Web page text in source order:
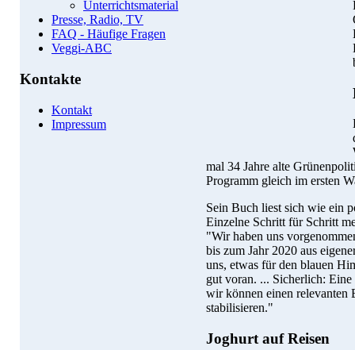
Unterrichtsmaterial
Presse, Radio, TV
FAQ - Häufige Fragen
Veggi-ABC
Kontakte
Kontakt
Impressum
mal 34 Jahre alte
Programm gleich im ersten
Sein Buch liest sich wie ein
Einzelne Schritt für Schritt
"Wir haben uns
bis zum Jahr 2020 aus
uns, etwas für den blauen
gut voran. ... Sicherlich:
wir können einen relevanten
stabilisieren."
Joghurt auf Reisen